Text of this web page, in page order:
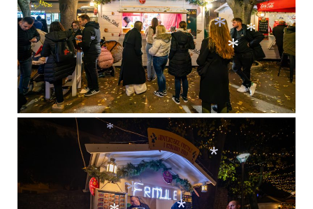
*
*
*
*
*